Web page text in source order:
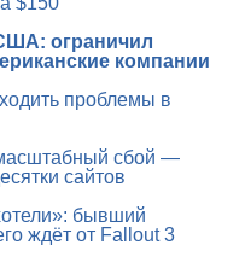
ограничил
компании
проблемы в
сбой —
сайтов
бывший
ждёт от Fallout 3